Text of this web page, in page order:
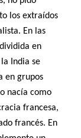
los extraídos
En las
en
India se
en grupos
nacía como
francesa,
francés. En